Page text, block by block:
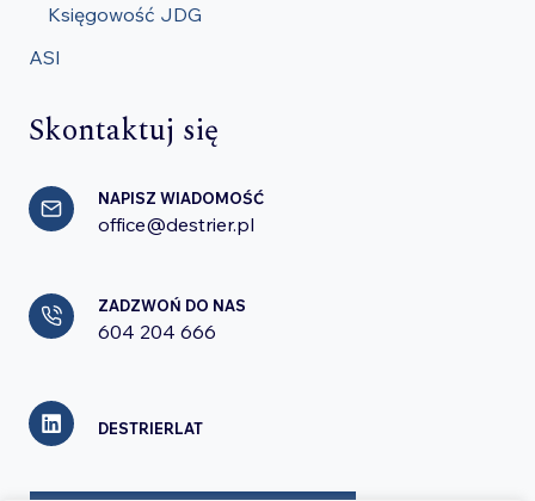
Księgowość JDG
ASI
Skontaktuj się
NAPISZ WIADOMOŚĆ
office@destrier.pl
ZADZWOŃ DO NAS
604 204 666
DESTRIERLAT